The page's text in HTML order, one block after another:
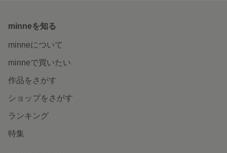
minneを知る
minneについて
minneで買いたい
作品をさがす
ショップをさがす
ランキング
特集